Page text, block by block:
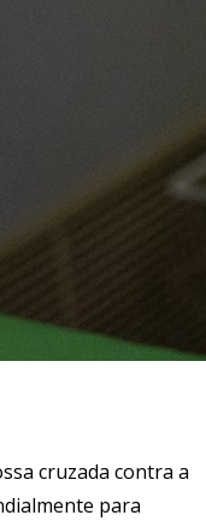
cruzada contra a
para